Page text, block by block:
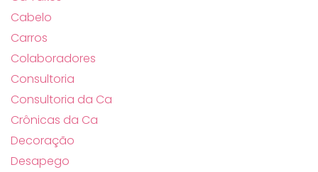
Cabelo
Carros
Colaboradores
Consultoria
Consultoria da Ca
Crônicas da Ca
Decoração
Desapego